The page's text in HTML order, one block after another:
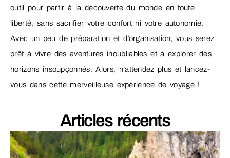
outil pour partir à la découverte du monde en toute
liberté, sans sacrifier votre confort ni votre autonomie.
Avec un peu de préparation et d’organisation, vous serez
prêt à vivre des aventures inoubliables et à explorer des
horizons insoupçonnés. Alors, n’attendez plus et lancez-
vous dans cette merveilleuse expérience de voyage !
Articles récents